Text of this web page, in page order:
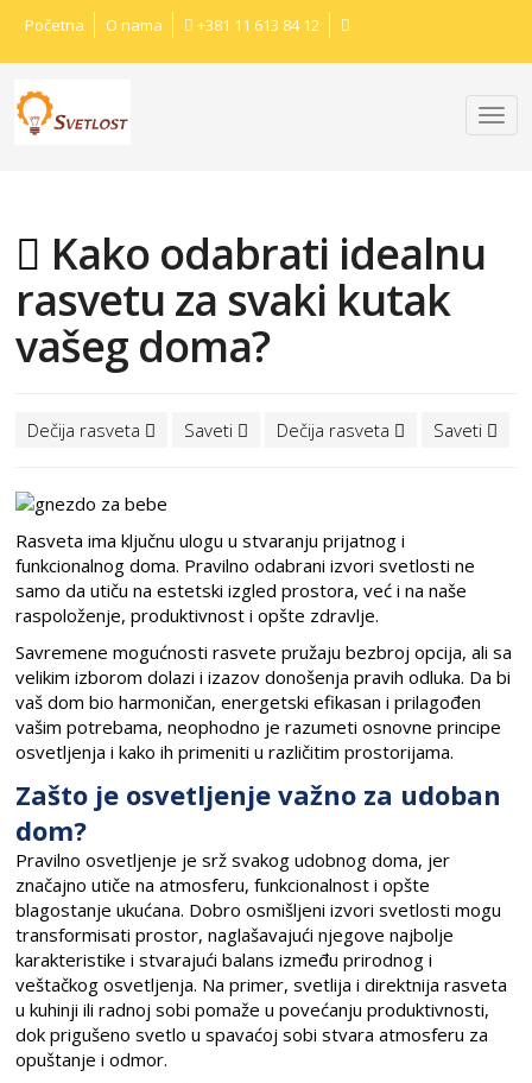
Početna O nama +381 11 613 84 12
Kako odabrati idealnu
rasvetu za svaki kutak
vašeg doma?
Dečija rasveta Saveti Dečija rasveta Saveti
Rasveta ima ključnu ulogu u stvaranju prijatnog i
funkcionalnog doma. Pravilno odabrani izvori svetlosti ne
samo da utiču na estetski izgled prostora, već i na naše
raspoloženje, produktivnost i opšte zdravlje.
Savremene mogućnosti rasvete pružaju bezbroj opcija, ali sa
velikim izborom dolazi i izazov donošenja pravih odluka. Da bi
vaš dom bio harmoničan, energetski efikasan i prilagođen
vašim potrebama, neophodno je razumeti osnovne principe
osvetljenja i kako ih primeniti u različitim prostorijama.
Zašto je osvetljenje važno za udoban
dom?
Pravilno osvetljenje je srž svakog udobnog doma, jer
značajno utiče na atmosferu, funkcionalnost i opšte
blagostanje ukućana. Dobro osmišljeni izvori svetlosti mogu
transformisati prostor, naglašavajući njegove najbolje
karakteristike i stvarajući balans između prirodnog i
veštačkog osvetljenja. Na primer, svetlija i direktnija rasveta
u kuhinji ili radnoj sobi pomaže u povećanju produktivnosti,
dok prigušeno svetlo u spavaćoj sobi stvara atmosferu za
opuštanje i odmor.